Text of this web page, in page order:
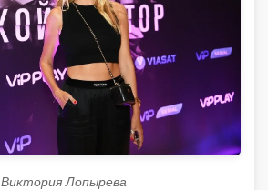
Виктория Лопырева